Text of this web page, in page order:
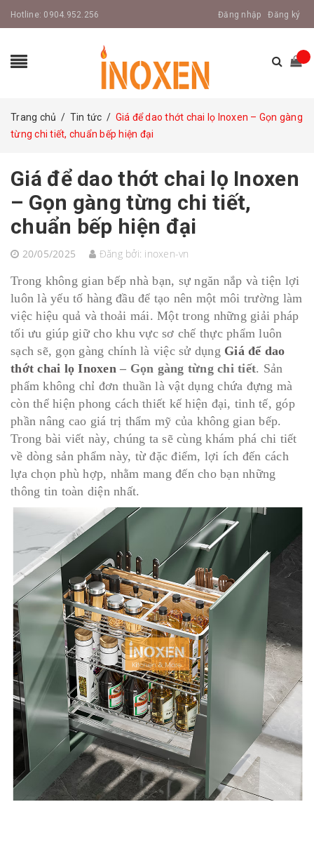
Hotline: 0904.952.256 Đăng nhập Đăng ký
Trang chủ / Tin tức / Giá để dao thớt chai lọ Inoxen – Gọn gàng
từng chi tiết, chuẩn bếp hiện đại
Giá để dao thớt chai lọ Inoxen
– Gọn gàng từng chi tiết,
chuẩn bếp hiện đại
20/05/2025 Đăng bởi: inoxen-vn
Trong không gian bếp nhà bạn, sự ngăn nắp và tiện lợi
luôn là yếu tố hàng đầu để tạo nên một môi trường làm
việc hiệu quả và thoải mái. Một trong những giải pháp
tối ưu giúp giữ cho khu vực sơ chế thực phẩm luôn
sạch sẽ, gọn gàng chính là việc sử dụng Giá để dao
thớt chai lọ Inoxen– Gọn gàng từng chi tiết. Sản
phẩm không chỉ đơn thuần là vật dụng chứa đựng mà
còn thể hiện phong cách thiết kế hiện đại, tinh tế, góp
phần nâng cao giá trị thẩm mỹ của không gian bếp.
Trong bài viết này, chúng ta sẽ cùng khám phá chi tiết
về dòng sản phẩm này, từ đặc điểm, lợi ích đến cách
lựa chọn phù hợp, nhằm mang đến cho bạn những
thông tin toàn diện nhất.